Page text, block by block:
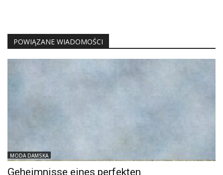
POWIĄZANE WIADOMOŚCI
MODA DAMSKA
Geheimnisse eines perfekten